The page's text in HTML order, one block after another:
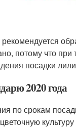
потому что при
посадки
2020 года
по срокам